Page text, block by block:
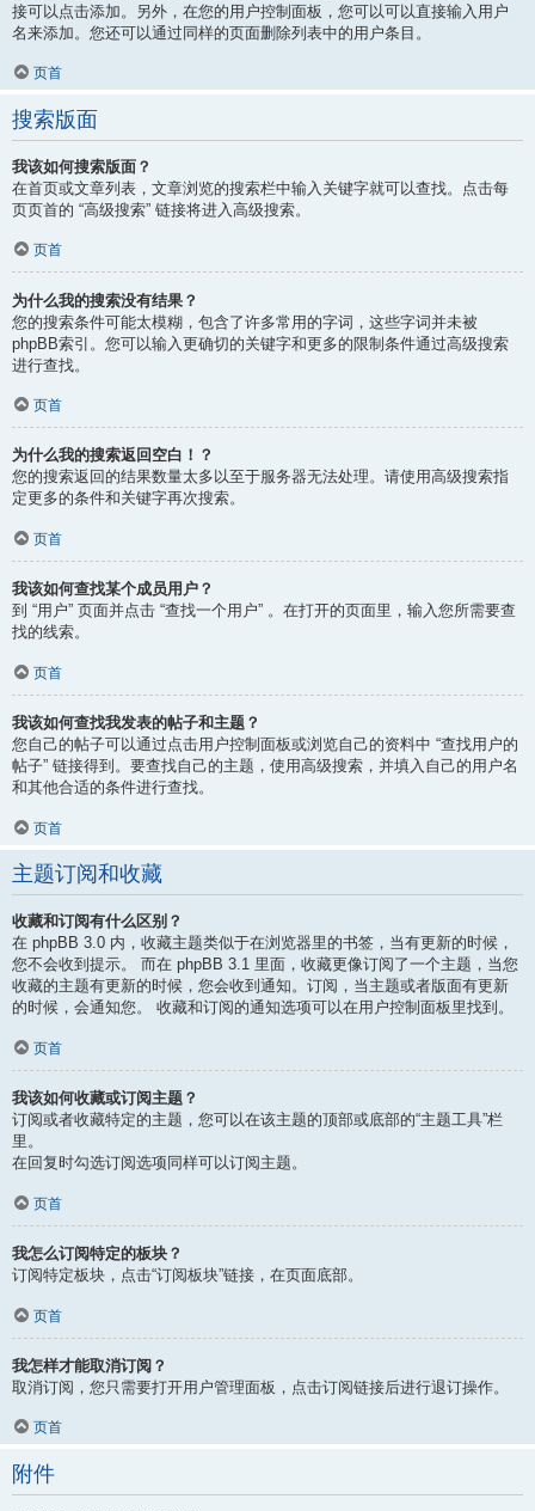
接可以点击添加。另外，在您的用户控制面板，您可以可以直接输入用户
名来添加。您还可以通过同样的页面删除列表中的用户条目。
页首
搜索版面
我该如何搜索版面？
在首页或文章列表，文章浏览的搜索栏中输入关键字就可以查找。点击每
页页首的 “高级搜索” 链接将进入高级搜索。
页首
为什么我的搜索没有结果？
您的搜索条件可能太模糊，包含了许多常用的字词，这些字词并未被
phpBB索引。您可以输入更确切的关键字和更多的限制条件通过高级搜索
进行查找。
页首
为什么我的搜索返回空白！？
您的搜索返回的结果数量太多以至于服务器无法处理。请使用高级搜索指
定更多的条件和关键字再次搜索。
页首
我该如何查找某个成员用户？
到 “用户” 页面并点击 “查找一个用户” 。在打开的页面里，输入您所需要查
找的线索。
页首
我该如何查找我发表的帖子和主题？
您自己的帖子可以通过点击用户控制面板或浏览自己的资料中 “查找用户的
帖子” 链接得到。要查找自己的主题，使用高级搜索，并填入自己的用户名
和其他合适的条件进行查找。
页首
主题订阅和收藏
收藏和订阅有什么区别？
在 phpBB 3.0 内，收藏主题类似于在浏览器里的书签，当有更新的时候，
您不会收到提示。 而在 phpBB 3.1 里面，收藏更像订阅了一个主题，当您
收藏的主题有更新的时候，您会收到通知。订阅，当主题或者版面有更新
的时候，会通知您。 收藏和订阅的通知选项可以在用户控制面板里找到。
页首
我该如何收藏或订阅主题？
订阅或者收藏特定的主题，您可以在该主题的顶部或底部的“主题工具”栏
里。
在回复时勾选订阅选项同样可以订阅主题。
页首
我怎么订阅特定的板块？
订阅特定板块，点击“订阅板块”链接，在页面底部。
页首
我怎样才能取消订阅？
取消订阅，您只需要打开用户管理面板，点击订阅链接后进行退订操作。
页首
附件